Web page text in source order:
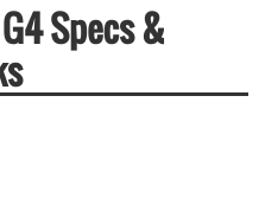
Specs &